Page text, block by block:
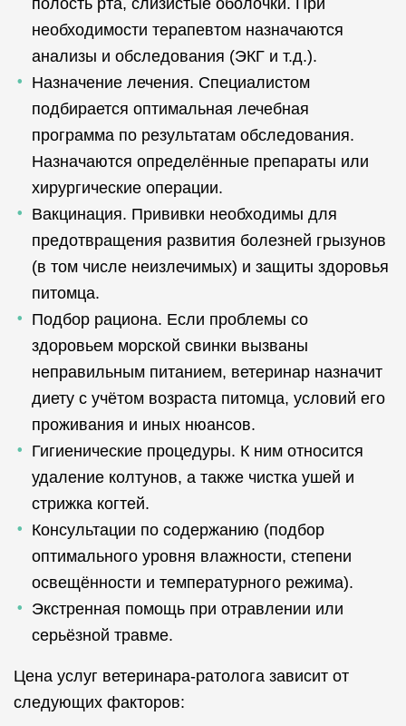
полость рта, слизистые оболочки. При
необходимости терапевтом назначаются
анализы и обследования (ЭКГ и т.д.).
Назначение лечения. Специалистом
подбирается оптимальная лечебная
программа по результатам обследования.
Назначаются определённые препараты или
хирургические операции.
Вакцинация. Прививки необходимы для
предотвращения развития болезней грызунов
(в том числе неизлечимых) и защиты здоровья
питомца.
Подбор рациона. Если проблемы со
здоровьем морской свинки вызваны
неправильным питанием, ветеринар назначит
диету с учётом возраста питомца, условий его
проживания и иных нюансов.
Гигиенические процедуры. К ним относится
удаление колтунов, а также чистка ушей и
стрижка когтей.
Консультации по содержанию (подбор
оптимального уровня влажности, степени
освещённости и температурного режима).
Экстренная помощь при отравлении или
серьёзной травме.
Цена услуг ветеринара-ратолога зависит от
следующих факторов: